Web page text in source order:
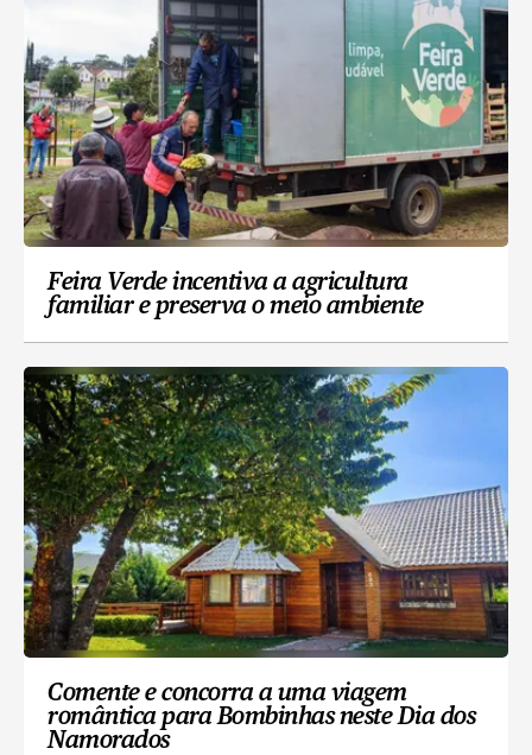
Feira Verde incentiva a agricultura
familiar e preserva o meio ambiente
Comente e concorra a uma viagem
romântica para Bombinhas neste Dia dos
Namorados